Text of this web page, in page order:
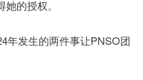
的授权。
年发生的两件事让PNSO团